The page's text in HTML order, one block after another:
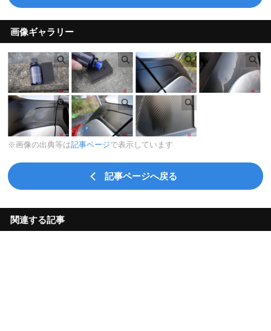
画像ギャラリー
※画像の出典等は記事ページで表示しています
記事ページへ戻る
関連する記事